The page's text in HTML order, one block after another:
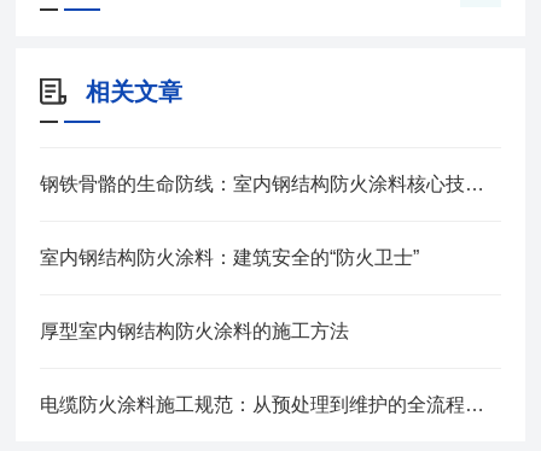
相关文章
钢铁骨骼的生命防线：室内钢结构防火涂料核心技术解析
室内钢结构防火涂料：建筑安全的“防火卫士”
厚型室内钢结构防火涂料的施工方法
电缆防火涂料施工规范：从预处理到维护的全流程管控